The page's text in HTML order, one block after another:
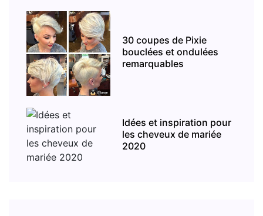
30 coupes de Pixie
bouclées et ondulées
remarquables
Idées et inspiration pour
les cheveux de mariée
2020